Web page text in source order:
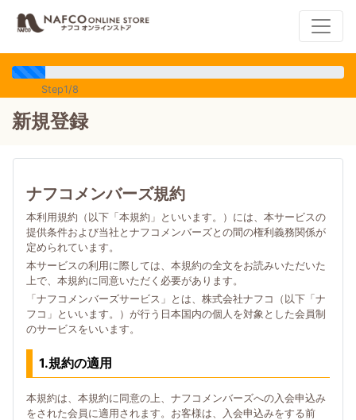
Step1/8
新規登録
ナフコメンバーズ規約
本利用規約（以下「本規約」といいます。）には、本サービスの
提供条件および当社とナフコメンバーズとの間の権利義務関係が
定められています。
本サービスの利用に際しては、本規約の全文をお読みいただいた
上で、本規約に同意いただく必要があります。
「ナフコメンバーズサービス」とは、株式会社ナフコ（以下「ナ
フコ」といいます。）が行う日本国内の個人を対象とした会員制
のサービスをいいます。
1.規約の適用
本規約は、本規約に同意の上、ナフコメンバーズへの入会申込み
をされた会員に適用されます。お客様は、入会申込みをする前